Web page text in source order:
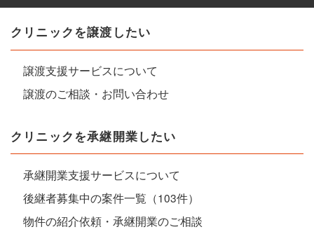
クリニックを譲渡したい
譲渡支援サービスについて
譲渡のご相談・お問い合わせ
クリニックを承継開業したい
承継開業支援サービスについて
後継者募集中の案件一覧（103件）
物件の紹介依頼・承継開業のご相談